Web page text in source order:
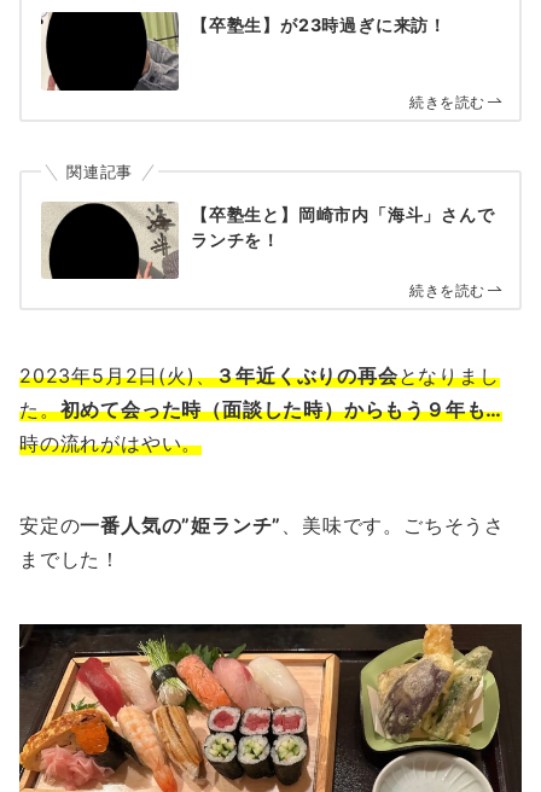
【卒塾生】が23時過ぎに来訪！
続きを読む
関連記事
【卒塾生と】岡崎市内「海斗」さんで
ランチを！
続きを読む
2023年5月2日(火)、３年近くぶりの再会となりまし
た。初めて会った時（面談した時）からもう９年も…
時の流れがはやい。
安定の一番人気の”姫ランチ”
、美味です。ごちそうさ
までした！